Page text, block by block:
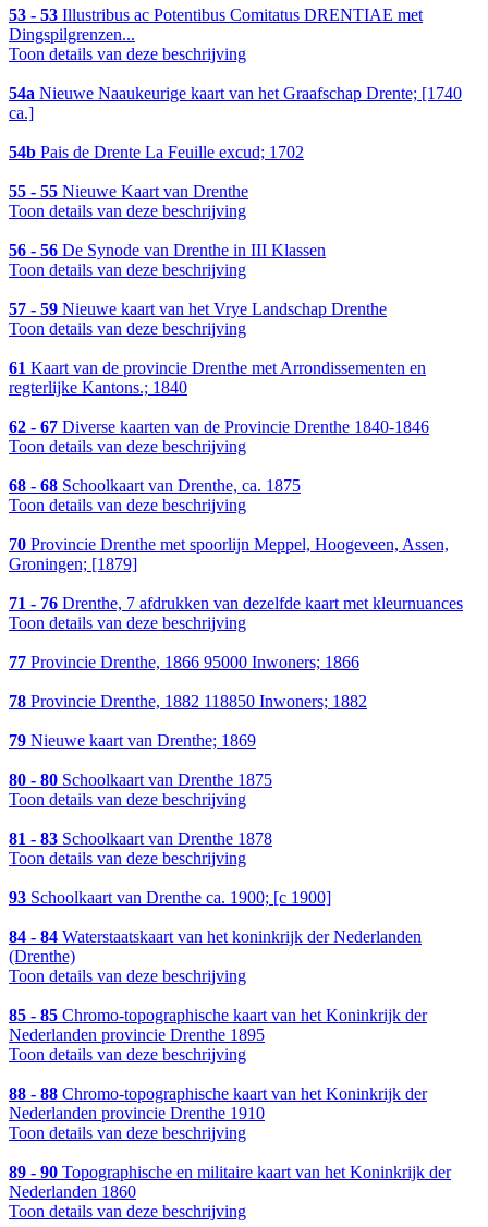
53 - 53 Illustribus ac Potentibus Comitatus DRENTIAE met
Dingspilgrenzen...
Toon details van deze beschrijving
54a Nieuwe Naaukeurige kaart van het Graafschap Drente; [1740
ca.]
54b Pais de Drente La Feuille excud; 1702
55 - 55 Nieuwe Kaart van Drenthe
Toon details van deze beschrijving
56 - 56 De Synode van Drenthe in III Klassen
Toon details van deze beschrijving
57 - 59 Nieuwe kaart van het Vrye Landschap Drenthe
Toon details van deze beschrijving
61 Kaart van de provincie Drenthe met Arrondissementen en
regterlijke Kantons.; 1840
62 - 67 Diverse kaarten van de Provincie Drenthe 1840-1846
Toon details van deze beschrijving
68 - 68 Schoolkaart van Drenthe, ca. 1875
Toon details van deze beschrijving
70 Provincie Drenthe met spoorlijn Meppel, Hoogeveen, Assen,
Groningen; [1879]
71 - 76 Drenthe, 7 afdrukken van dezelfde kaart met kleurnuances
Toon details van deze beschrijving
77 Provincie Drenthe, 1866 95000 Inwoners; 1866
78 Provincie Drenthe, 1882 118850 Inwoners; 1882
79 Nieuwe kaart van Drenthe; 1869
80 - 80 Schoolkaart van Drenthe 1875
Toon details van deze beschrijving
81 - 83 Schoolkaart van Drenthe 1878
Toon details van deze beschrijving
93 Schoolkaart van Drenthe ca. 1900; [c 1900]
84 - 84 Waterstaatskaart van het koninkrijk der Nederlanden
(Drenthe)
Toon details van deze beschrijving
85 - 85 Chromo-topographische kaart van het Koninkrijk der
Nederlanden provincie Drenthe 1895
Toon details van deze beschrijving
88 - 88 Chromo-topographische kaart van het Koninkrijk der
Nederlanden provincie Drenthe 1910
Toon details van deze beschrijving
89 - 90 Topographische en militaire kaart van het Koninkrijk der
Nederlanden 1860
Toon details van deze beschrijving